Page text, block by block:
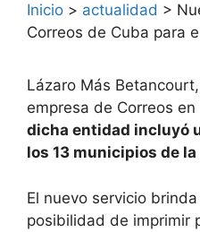
Inicio > actualidad >
Correos de Cuba para
Lázaro Más
empresa de Correos en
dicha entidad incluyó
los 13 municipios de
El nuevo servicio
posibilidad de imprimir